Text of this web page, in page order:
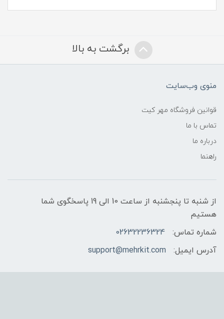
برگشت به بالا
منوی وب‌سایت
قوانین فروشگاه مهر کیت
تماس با ما
درباره ما
راهنما
از شنبه تا پنجشنبه از ساعت 10 الی 19 پاسخگوی شما
هستیم
شماره تماس:
02632236324
آدرس ایمیل:
support@mehrkit.com